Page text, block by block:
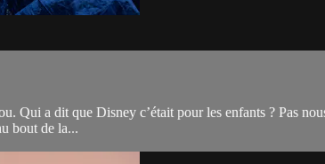
Qui a dit que Disney c’était pour les enfants ? Pas
bout de la...